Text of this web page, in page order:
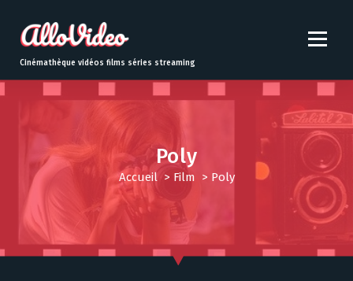
t
o
Cinémathèque vidéos films séries streaming
Poly
Accueil> Film > Poly